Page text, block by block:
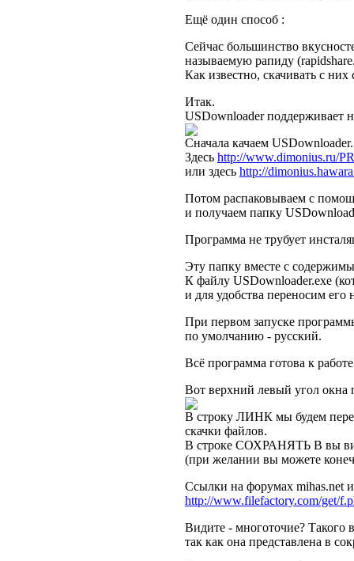
Ещё один способ :
Сейчас большинство
называемую рапиду
Как известно, скачивать с
Итак.
USDownloader поддерживает
Сначала качаем USDownloader.
Здесь http://www.dimonius.ru/
или здесь http://
Потом распаковываем с
и получаем папку
Программа не трубует
Эту папку вместе с
К файлу USDownloader.exe
и для удобства переносим его
При первом запуске
по умолчанию - русский.
Всё программа готова к
Вот верхний левый угол окна
В строку ЛИНК мы будем
скачки файлов.
В строке СОХРАНЯТЬ В вы
(при желании вы можете
Ссылки на форумах mihas.net
http://www.filefactory.com/get/
Видите - многоточие? Такого
так как она представлена в